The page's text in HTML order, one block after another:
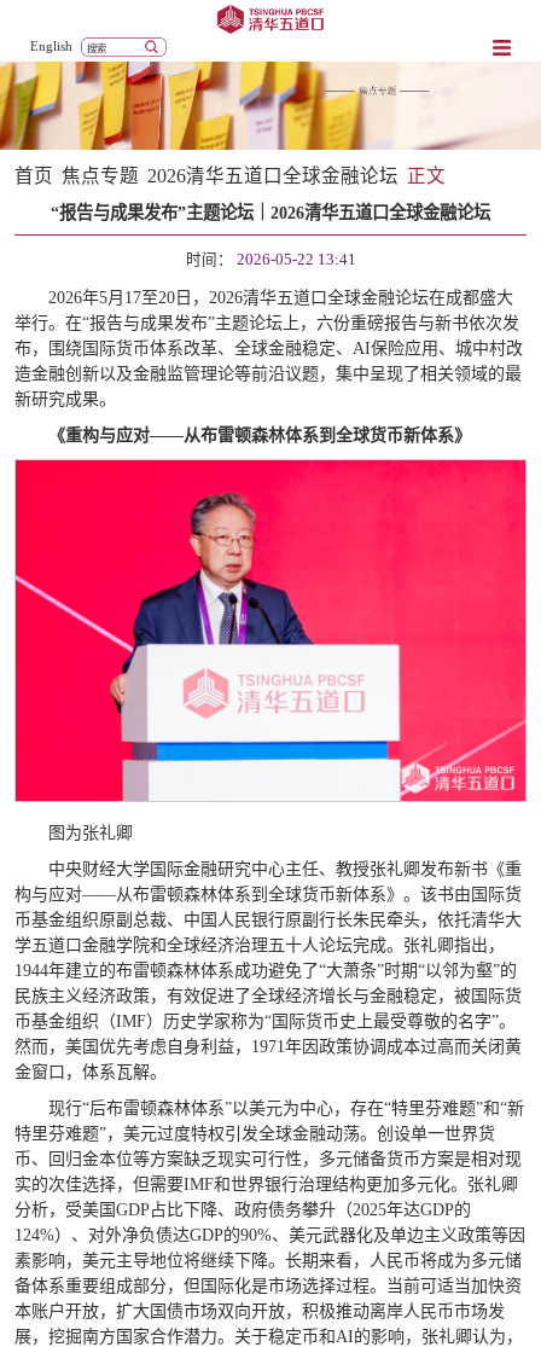
English
首页 焦点专题 2026清华五道口全球金融论坛 正文
“报告与成果发布”主题论坛｜2026清华五道口全球金融论坛
时间： 2026-05-22 13:41
2026年5月17至20日，2026清华五道口全球金融论坛在成都盛大
举行。在“报告与成果发布”主题论坛上，六份重磅报告与新书依次发
布，围绕国际货币体系改革、全球金融稳定、AI保险应用、城中村改
造金融创新以及金融监管理论等前沿议题，集中呈现了相关领域的最
新研究成果。
《重构与应对——从布雷顿森林体系到全球货币新体系》
图为张礼卿
中央财经大学国际金融研究中心主任、教授张礼卿发布新书《重
构与应对——从布雷顿森林体系到全球货币新体系》。该书由国际货
币基金组织原副总裁、中国人民银行原副行长朱民牵头，依托清华大
学五道口金融学院和全球经济治理五十人论坛完成。张礼卿指出，
1944年建立的布雷顿森林体系成功避免了“大萧条”时期“以邻为壑”的
民族主义经济政策，有效促进了全球经济增长与金融稳定，被国际货
币基金组织（IMF）历史学家称为“国际货币史上最受尊敬的名字”。
然而，美国优先考虑自身利益，1971年因政策协调成本过高而关闭黄
金窗口，体系瓦解。
现行“后布雷顿森林体系”以美元为中心，存在“特里芬难题”和“新
特里芬难题”，美元过度特权引发全球金融动荡。创设单一世界货
币、回归金本位等方案缺乏现实可行性，多元储备货币方案是相对现
实的次佳选择，但需要IMF和世界银行治理结构更加多元化。张礼卿
分析，受美国GDP占比下降、政府债务攀升（2025年达GDP的
124%）、对外净负债达GDP的90%、美元武器化及单边主义政策等因
素影响，美元主导地位将继续下降。长期来看，人民币将成为多元储
备体系重要组成部分，但国际化是市场选择过程。当前可适当加快资
本账户开放，扩大国债市场双向开放，积极推动离岸人民币市场发
展，挖掘南方国家合作潜力。关于稳定币和AI的影响，张礼卿认为，